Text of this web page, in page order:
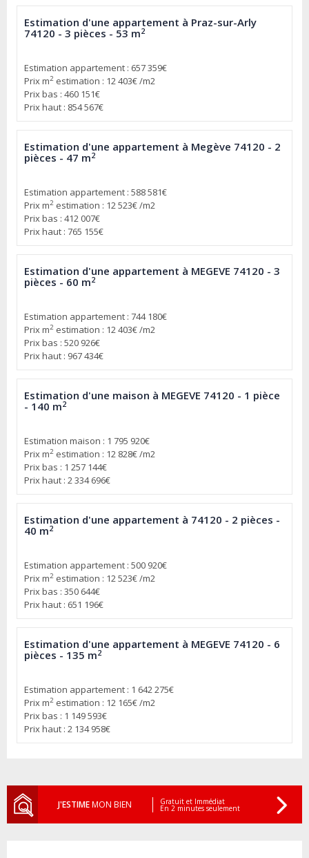
Estimation d'une appartement à Praz-sur-Arly
74120 - 3 pièces - 53 m2
Estimation appartement : 657 359€
Prix m2 estimation : 12 403€ /m2
Prix bas : 460 151€
Prix haut : 854 567€
Estimation d'une appartement à Megève 74120 - 2
pièces - 47 m2
Estimation appartement : 588 581€
Prix m2 estimation : 12 523€ /m2
Prix bas : 412 007€
Prix haut : 765 155€
Estimation d'une appartement à MEGEVE 74120 - 3
pièces - 60 m2
Estimation appartement : 744 180€
Prix m2 estimation : 12 403€ /m2
Prix bas : 520 926€
Prix haut : 967 434€
Estimation d'une maison à MEGEVE 74120 - 1 pièce
- 140 m2
Estimation maison : 1 795 920€
Prix m2 estimation : 12 828€ /m2
Prix bas : 1 257 144€
Prix haut : 2 334 696€
Estimation d'une appartement à 74120 - 2 pièces -
40 m2
Estimation appartement : 500 920€
Prix m2 estimation : 12 523€ /m2
Prix bas : 350 644€
Prix haut : 651 196€
Estimation d'une appartement à MEGEVE 74120 - 6
pièces - 135 m2
Estimation appartement : 1 642 275€
Prix m2 estimation : 12 165€ /m2
Prix bas : 1 149 593€
Prix haut : 2 134 958€
J'ESTIMEMON BIEN Gratuit et Immédiat
En 2 minutes seulement